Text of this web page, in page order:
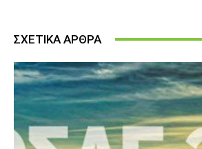
ΣΧΕΤΙΚΑ ΑΡΘΡΑ